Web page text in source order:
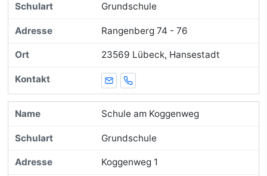
Grundschule
Rangenberg 74 - 76
23569 Lübeck, Hansestadt
E-MailTelefon
Schule am Koggenweg
Grundschule
Koggenweg 1